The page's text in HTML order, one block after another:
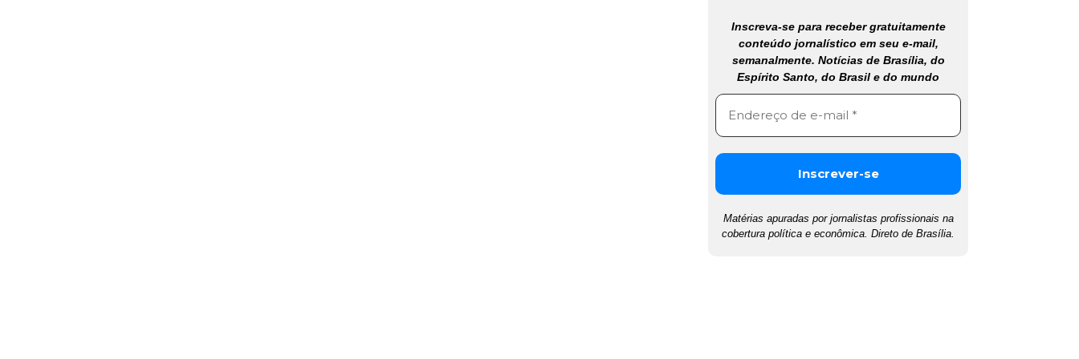
Inscreva-se para receber gratuitamente
conteúdo jornalístico em seu e-mail,
semanalmente. Notícias de Brasília, do
Espírito Santo, do Brasil e do mundo
Matérias apuradas por jornalistas profissionais na
cobertura política e econômica. Direto de Brasília.